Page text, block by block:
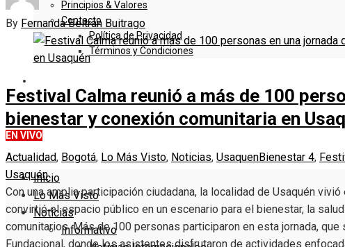
Principios & Valores
Contacto
Política de Privacidad
Términos y Condiciones
EN VIVO
Inicio
Lo Más Visto
Noticias
Informativo
By Fernanda Beltrán Buitrago
Festival Calma reunió a más de 100
bienestar y conexión comunitaria en
Actualidad, Bogotá, Lo Más Visto, Noticias, UsaquenBienestar 4,
Usaquén
Con una amplia participación ciudadana, la localidad de Usaquén
convirtió el espacio público en un escenario para el bienestar, la
comunitarios. Más de 100 personas participaron en esta jornada,
Fundacional, donde los asistentes disfrutaron de actividades